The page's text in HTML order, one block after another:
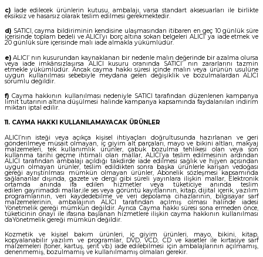
c) İade edilecek ürünlerin kutusu, ambalajı, varsa standart aksesuarları ile birlikte
eksiksiz ve hasarsız olarak teslim edilmesi gerekmektedir.
d) SATICI, cayma bildiriminin kendisine ulaşmasından itibaren en geç 10 günlük süre
içerisinde toplam bedeli ve ALICI’yı borç altına sokan belgeleri ALICI’ ya iade etmek ve
20 günlük süre içerisinde malı iade almakla yükümlüdür.
e) ALICI’ nın kusurundan kaynaklanan bir nedenle malın değerinde bir azalma olursa
veya iade imkânsızlaşırsa ALICI kusuru oranında SATICI’ nın zararlarını tazmin
etmekle yükümlüdür. Ancak cayma hakkı süresi içinde malın veya ürünün usulüne
uygun kullanılması sebebiyle meydana gelen değişiklik ve bozulmalardan ALICI
sorumlu değildir.
f) Cayma hakkının kullanılması nedeniyle SATICI tarafından düzenlenen kampanya
limit tutarının altına düşülmesi halinde kampanya kapsamında faydalanılan indirim
miktarı iptal edilir.
11. CAYMA HAKKI KULLANILAMAYACAK ÜRÜNLER
ALICI’nın isteği veya açıkça kişisel ihtiyaçları doğrultusunda hazırlanan ve geri
gönderilmeye müsait olmayan, iç giyim alt parçaları, mayo ve bikini altları, makyaj
malzemeleri, tek kullanımlık ürünler, çabuk bozulma tehlikesi olan veya son
kullanma tarihi geçme ihtimali olan mallar, ALICI’ya teslim edilmesinin ardından
ALICI tarafından ambalajı açıldığı takdirde iade edilmesi sağlık ve hijyen açısından
uygun olmayan ürünler, teslim edildikten sonra başka ürünlerle karışan vedoğası
gereği ayrıştırılması mümkün olmayan ürünler, Abonelik sözleşmesi kapsamında
sağlananlar dışında, gazete ve dergi gibi süreli yayınlara ilişkin mallar, Elektronik
ortamda anında ifa edilen hizmetler veya tüketiciye anında teslim
edilen gayrimaddi mallar,ile ses veya görüntü kayıtlarının, kitap, dijital içerik, yazılım
programlarının, veri kaydedebilme ve veri depolama cihazlarının, bilgisayar sarf
malzemelerinin, ambalajının ALICI tarafından açılmış olması halinde iadesi
Yönetmelik gereği mümkün değildir. Ayrıca Cayma hakkı süresi sona ermeden önce,
tüketicinin onayı ile ifasına başlanan hizmetlere ilişkin cayma hakkının kullanılması
daYönetmelik gereği mümkün değildir.
Kozmetik ve kişisel bakım ürünleri, iç giyim ürünleri, mayo, bikini, kitap,
kopyalanabilir yazılım ve programlar, DVD, VCD, CD ve kasetler ile kırtasiye sarf
malzemeleri (toner, kartuş, şerit vb.) iade edilebilmesi için ambalajlarının açılmamış,
denenmemiş, bozulmamış ve kullanılmamış olmaları gerekir.